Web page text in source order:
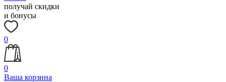
получай скидки
и бонусы
0
0
Ваша корзина